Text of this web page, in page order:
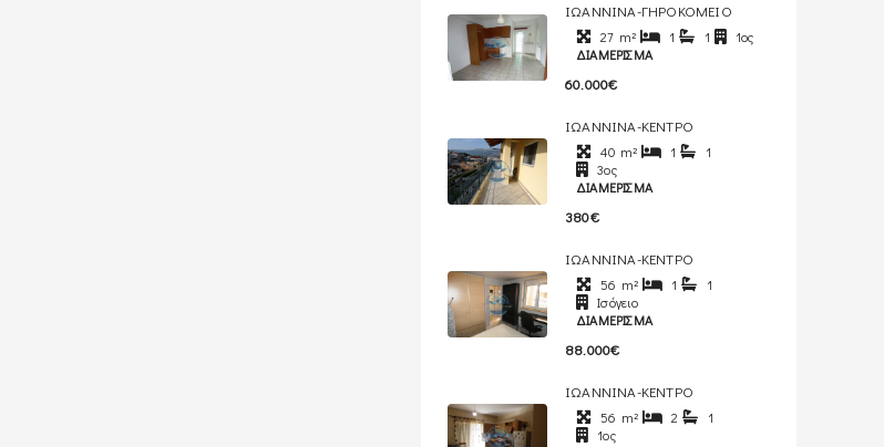
ΙΩΑΝΝΙΝΑ-ΓΗΡΟΚΟΜΕΙΟ
27 m² 1 1
1ος
ΔΙΑΜΈΡΙΣΜΑ
60.000€
ΙΩΑΝΝΙΝΑ-ΚΕΝΤΡΟ
40 m² 1
1
3ος
ΔΙΑΜΈΡΙΣΜΑ
380€
ΙΩΑΝΝΙΝΑ-ΚΕΝΤΡΟ
56 m² 1
1
Ισόγειο
ΔΙΑΜΈΡΙΣΜΑ
88.000€
ΙΩΑΝΝΙΝΑ-ΚΕΝΤΡΟ
56 m² 2
1
1ος